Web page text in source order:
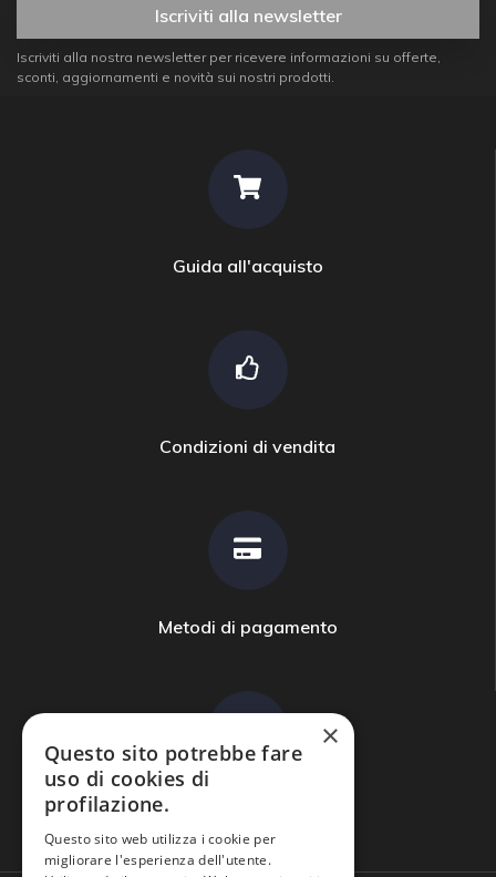
Iscriviti alla newsletter
Iscriviti alla nostra newsletter per ricevere informazioni su offerte,
sconti, aggiornamenti e novità sui nostri prodotti.
Guida all'acquisto
Condizioni di vendita
Metodi di pagamento
Domande frequenti
×
Questo sito potrebbe fare
uso di cookies di
profilazione.
Questo sito web utilizza i cookie per
migliorare l'esperienza dell'utente.